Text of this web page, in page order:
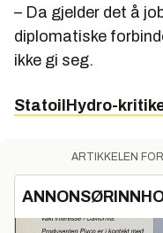
– Da gjelder det å
diplomatiske
ikke gi seg.
StatoilHydro-
ARTIKKELEN